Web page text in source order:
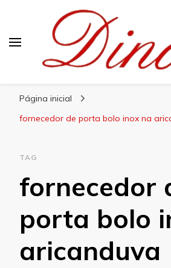
Página inicial
fornecedor de porta bolo inox na
TAG
fornecedor
porta bolo
aricanduva